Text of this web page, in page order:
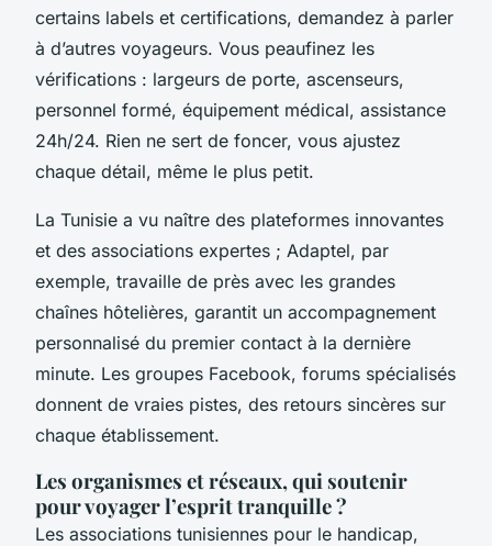
certains labels et certifications, demandez à parler
à d’autres voyageurs. Vous peaufinez les
vérifications : largeurs de porte, ascenseurs,
personnel formé, équipement médical, assistance
24h/24. Rien ne sert de foncer, vous ajustez
chaque détail, même le plus petit.
La Tunisie a vu naître des plateformes innovantes
et des associations expertes ; Adaptel, par
exemple, travaille de près avec les grandes
chaînes hôtelières, garantit un accompagnement
personnalisé du premier contact à la dernière
minute. Les groupes Facebook, forums spécialisés
donnent de vraies pistes, des retours sincères sur
chaque établissement.
Les organismes et réseaux, qui soutenir
pour voyager l’esprit tranquille ?
Les associations tunisiennes pour le handicap,